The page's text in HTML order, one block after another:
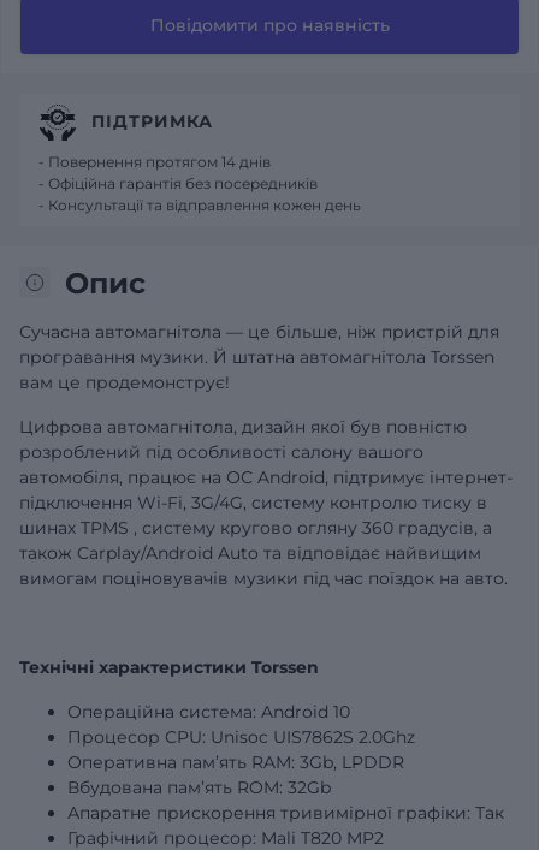
Повідомити про наявність
Опис
Сучасна автомагнітола — це більше, ніж пристрій для
програвання музики. Й штатна автомагнітола Torssen
вам це продемонструє!
Цифрова автомагнітола, дизайн якої був повністю
розроблений під особливості салону вашого
автомобіля, працює на ОС Android, підтримує інтернет-
підключення Wi-Fi, 3G/4G, систему контролю тиску в
шинах TPMS , систему кругово огляну 360 градусів, а
також Carplay/Android Auto та відповідає найвищим
вимогам поціновувачів музики під час поїздок на авто.
Технічні характеристики Torssen
Операційна система: Android 10
Процесор CPU: Unisoc UIS7862S 2.0Ghz
Оперативна пам’ять RAM: 3Gb, LPDDR
Вбудована пам’ять ROM: 32Gb
Апаратне прискорення тривимірної графіки: Так
Графічний процесор: Mali T820 MP2
ПІДТРИМКА
- Повернення протягом 14 днів
- Офіційна гарантія без посередників
- Консультації та відправлення кожен день